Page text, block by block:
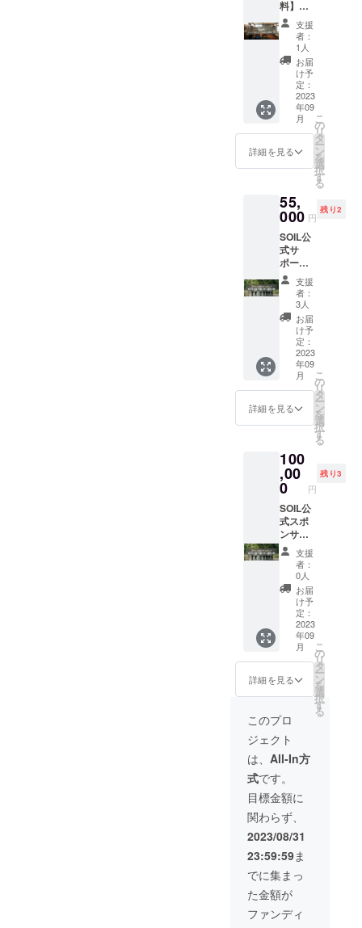
ター・
テーブ
ルの拭
き掃除
にアル
コール
除菌、
厨房内
の掃除
等、ご
協力の
ほどよ
ろしく
お願い
ます。
・利⽤
開始ま
での流
れ ①利
用開始
にあ
たっ
て、必
要な情
報をこ
ちらの
フォー
ムにご
入力お
願いし
ており
ます。
調整を
し、実
際にご
覧にな
られた
ら、利
用規約
へのサ
インを
してい
ただき
ます。※
担当に
よる入
居審査
あり 上
記が確
認でき
たら、
始とな
りま
す。 4.
利用方
法 (１)
予約に
ついて
・3 ヶ
⽉後の
⽉末ま
で予約
を⼊れ
ること
ができ
ます。
（例：4
⽉ 1 ⽇
ださい
（紙
面・
PDFど
ちらも
可） 提
出書類
の内容
を確認
し、承
利用開
始とな
す。 ・
飲食店
営業許
可を必
要とす
る目的
で利用
される
場合
（例：
1 日カ
フェ・
レスト
ラン、
弁当屋
等）は
「食品
衛生責
任者」
座を修
了され
ている
ことの
証明
（コ
ピー）
をご提
出いた
だきま
す。 調
理師免
許など
でも可
能です
が、同
じく確
認する
ための
コピー
は提出
が必要
です。
HACCP
の考え
方を取
り入れ
た衛生
管理
ファイ
ル（衛
計画）
を作成
ただき
階利⽤
は予約
した利
⽤者
（団
体・法
⼈）１
組のみ
の専有
す。
（同じ
組以上
が同時
利⽤で
きない
ことと
なって
いま
す。）
（2）利
用時間
はご加
入いた
だいた
プラン
に応じ
の範囲
内で、
レン
ダーに
希望の
時間数
をご入
力くだ
さい。
利用時
間は準
備及び
後片付
けを含
みま
す。次
に利用
される
方が気
く使用
できる
に、床
の掃き
掃除、
カウン
ター・
テーブ
ルの拭
き掃除
にアル
コール
除菌、
厨房内
の掃除
等、ご
協力の
ほどよ
能な食
品 ・菓
⼦製造
許可の
範囲で
製造が
許可さ
れてい
るもの
（ケー
き菓⼦
など）
⾷、お
弁当、
調味料
(味噌・
醤油は
別途保
険所許
可が必
要なた
め、応
相談) ◎
利用開
始に必
要な書
記の書
類をご
間前ま
でにス
タッフ
までご
提出く
ださい
（紙
面・
PDFど
ちらも
可） 提
出書類
の内容
を確認
し、承
始とな
りま
飲食店
営業許
可を必
要とす
る目的
で利用
される
場合
（例：
1 日カ
フェ・
レスト
ラン、
弁当屋
等）は
「食品
た利⽤
者（団
体・法
⼈）１
組のみ
の専有
利⽤と
なりま
す。
（同じ
時間で
２組以
いこと
となっ
す） ◎
製造可
能な食
品 ・菓
⼦製造
許可の
範囲で
製造が
許可さ
れてい
るもの
（ケー
き菓⼦
など）
⾷、お
弁当、
調味料
醤油は
別途保
険所許
可が必
要なた
め、応
相談) ◎
利用開
始に必
要な書
類につ
いて 下
類をご
利用開
始の1週
間前ま
でにス
タッフ
までご
ださい
（紙
面・
PDFど
ちらも
可） 提
出書類
の内容
を確認
し、承
認後に
チン概
要 ◎営
業時
間：24
時間営
業 ※営
業時間
は社会
情勢、
利⽤状
況等に
より変
ます。
キッチ
利⽤は
予約し
た利⽤
者（団
体・法
⼈）１
組のみ
の専有
利⽤と
なりま
す。
（同じ
時間で
２組以
いこと
となっ
ていま
製造可
能な食
品 ・菓
⼦製造
許可の
範囲で
製造が
許可さ
れてい
るもの
（ケー
キや焼
き菓⼦
など）
⾷、お
調味料
(味噌・
別途保
険所許
可が必
要なた
め、応
利用開
始に必
類につ
いて 下
料】
シェア
キッチ
ン利用
50時間/
月 クラ
ウド
ファン
ディン
グ支援
限定で
入会金
費用を
ご案内
させて
いただ
きま
す。
▼SOIL
アトリ
エキッ
チン概
要 ◎営
業時
間：24
時間営
業 ※営
業時間
は社会
情勢、
動する
可能性
があり
ます。
キッチ
ン内の
利⽤は
予約し
た利⽤
者（団
体・法
⼈）１
組のみ
の専有
利⽤と
なりま
す。
（同じ
上が同
できな
いこと
となっ
ていま
す） ◎
製造可
能な食
品 ・菓
許可の
範囲で
製造が
許可さ
れてい
るもの
支援
者：
1人
お届
け予
定：
2023
年09
月
詳細を見る
こ
の
リ
タ
ー
ン
を
選
択
す
る
55,
000 円
残り2
SOIL公
式サ
ポー
ターと
して、
会社ま
たは個
人名な
どを制
作物に
記載さ
せてい
ただき
ます！
※支援
欄に掲
載を希
望され
るお名
前をご
記入く
ださ
い。
支援
者：
3人
お届
け予
定：
2023
年09
月
詳細を見る
こ
の
リ
タ
ー
ン
を
選
択
す
る
100
,00
0 円
残り3
SOIL公
式スポ
ンサー
とし
て、会
社また
は個人
名など
を制作
物及び
施設内
に記載
させて
いただ
きま
支援
時、必
ず備考
欄に掲
載を希
望され
るお名
前をご
記入く
ださ
い。
支援
者：
0人
お届
け予
定：
2023
年09
月
詳細を見る
こ
の
リ
タ
ー
ン
を
選
択
す
る
このプロ
ジェクト
は、 All-In方
式です。
目標金額に
関わらず、
2023/08/31
23:59:59ま
でに集まっ
た金額が
ファンディ